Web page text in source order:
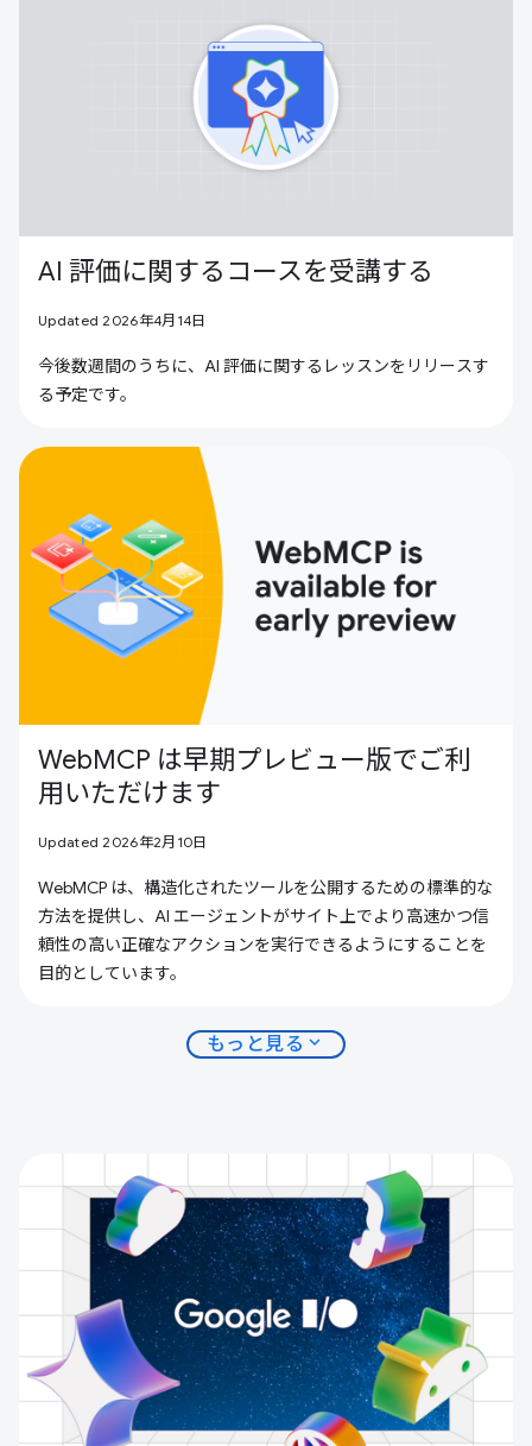
AI 評価に関するコースを受講する
Updated 2026年4月14日
今後数週間のうちに、AI 評価に関するレッスンをリリースす
る予定です。
WebMCP は早期プレビュー版でご利
用いただけます
Updated 2026年2月10日
WebMCP は、構造化されたツールを公開するための標準的な
方法を提供し、AI エージェントがサイト上でより高速かつ信
頼性の高い正確なアクションを実行できるようにすることを
目的としています。
もっと見る expand_more